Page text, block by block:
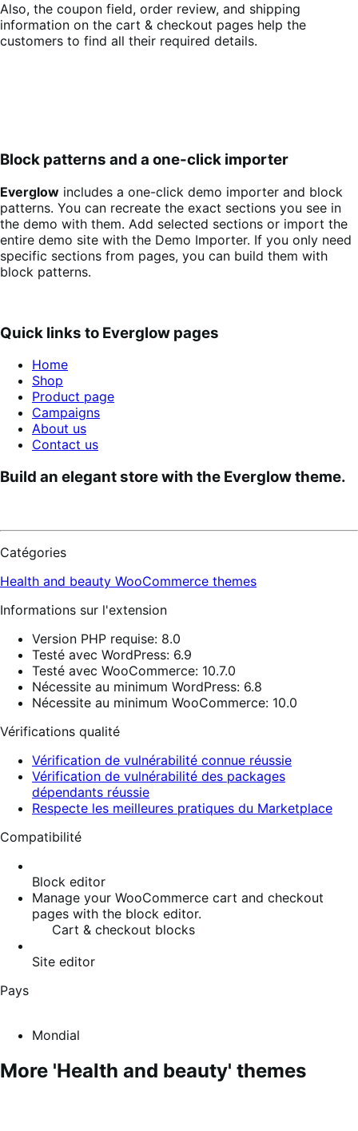
Also, the coupon field, order review, and shipping
information on the cart & checkout pages help the
customers to find all their required details.
Block patterns and a one-click importer
Everglow includes a one-click demo importer and block
patterns. You can recreate the exact sections you see in
the demo with them. Add selected sections or import the
entire demo site with the Demo Importer. If you only need
specific sections from pages, you can build them with
block patterns.
Quick links to Everglow pages
Home
Shop
Product page
Campaigns
About us
Contact us
Build an elegant store with the Everglow theme.
Catégories
Health and beauty WooCommerce themes
Informations sur l'extension
Version PHP requise: 8.0
Testé avec WordPress: 6.9
Testé avec WooCommerce: 10.7.0
Nécessite au minimum WordPress: 6.8
Nécessite au minimum WooCommerce: 10.0
Vérifications qualité
Vérification de vulnérabilité connue réussie
Vérification de vulnérabilité des packages
dépendants réussie
Respecte les meilleures pratiques du Marketplace
Compatibilité
Block editor
Manage your WooCommerce cart and checkout
pages with the block editor.
Cart & checkout blocks
Site editor
Pays
Mondial
More 'Health and beauty' themes